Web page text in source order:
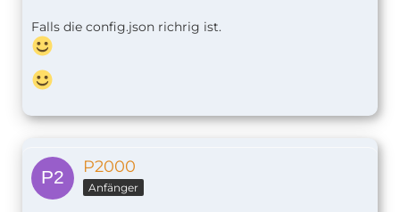
Falls die config.json richrig ist.
P2000
Anfänger